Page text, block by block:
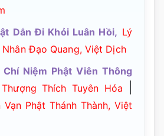
Dẫn Đi Khỏi Luân Hồi, Lý
Nhân Đạo Quang, Việt Dịch
Niệm Phật Viên Thông
Thích Tuyên Hóa
Vạn Phật Thánh Thành, Việt